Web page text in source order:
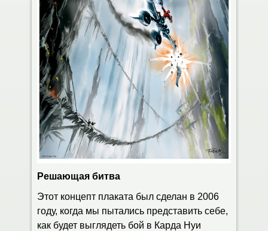
Решающая битва
Этот концепт плаката был сделан в 2006
году, когда мы пытались представить себе,
как будет выглядеть бой в Карда Нуи